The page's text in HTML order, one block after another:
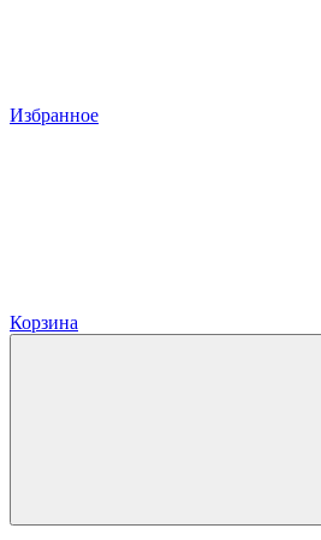
Избранное
Корзина